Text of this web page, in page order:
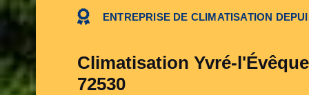
ENTREPRISE DE CLIMATISATION
Climatisation Yvré-
72530